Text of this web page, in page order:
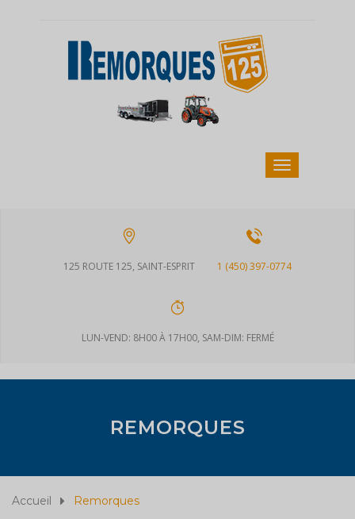
125 ROUTE 125, SAINT-ESPRIT 1 (450) 397-0774
LUN-VEND: 8H00 À 17H00, SAM-DIM: FERMÉ
REMORQUES
Accueil Remorques